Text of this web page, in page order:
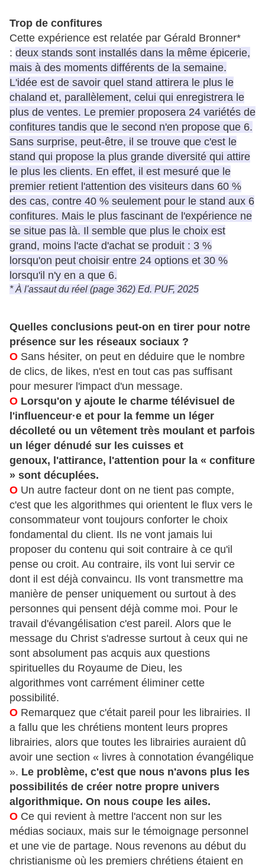
Trop de confitures
Cette expérience est relatée par Gérald Bronner*
: deux stands sont installés dans la même épicerie,
mais à des moments différents de la semaine.
L'idée est de savoir quel stand attirera le plus le
chaland et, parallèlement, celui qui enregistrera le
plus de ventes. Le premier proposera 24 variétés de
confitures tandis que le second n'en propose que 6.
Sans surprise, peut-être, il se trouve que c'est le
stand qui propose la plus grande diversité qui attire
le plus les clients. En effet, il est mesuré que le
premier retient l'attention des visiteurs dans 60 %
des cas, contre 40 % seulement pour le stand aux 6
confitures. Mais le plus fascinant de l'expérience ne
se situe pas là. Il semble que plus le choix est
grand, moins l'acte d'achat se produit : 3 %
lorsqu'on peut choisir entre 24 options et 30 %
lorsqu'il n'y en a que 6.
* À l'assaut du réel (page 362) Ed. PUF, 2025
Quelles conclusions peut-on en tirer pour notre
présence sur les réseaux sociaux ?
O Sans hésiter, on peut en déduire que le nombre
de clics, de likes, n'est en tout cas pas suffisant
pour mesurer l'impact d'un message.
O Lorsqu'on y ajoute le charme télévisuel de
l'influenceur·e et pour la femme un léger
décolleté ou un vêtement très moulant et parfois
un léger dénudé sur les cuisses et
genoux, l'attirance, l'attention pour la « confiture
» sont décuplées.
O Un autre facteur dont on ne tient pas compte,
c'est que les algorithmes qui orientent le flux vers le
consommateur vont toujours conforter le choix
fondamental du client. Ils ne vont jamais lui
proposer du contenu qui soit contraire à ce qu'il
pense ou croit. Au contraire, ils vont lui servir ce
dont il est déjà convaincu. Ils vont transmettre ma
manière de penser uniquement ou surtout à des
personnes qui pensent déjà comme moi. Pour le
travail d'évangélisation c'est pareil. Alors que le
message du Christ s'adresse surtout à ceux qui ne
sont absolument pas acquis aux questions
spirituelles du Royaume de Dieu, les
algorithmes vont carrément éliminer cette
possibilité.
O Remarquez que c'était pareil pour les librairies. Il
a fallu que les chrétiens montent leurs propres
librairies, alors que toutes les librairies auraient dû
avoir une section « livres à connotation évangélique
». Le problème, c'est que nous n'avons plus les
possibilités de créer notre propre univers
algorithmique. On nous coupe les ailes.
O Ce qui revient à mettre l'accent non sur les
médias sociaux, mais sur le témoignage personnel
et une vie de partage. Nous revenons au début du
christianisme où les premiers chrétiens étaient en